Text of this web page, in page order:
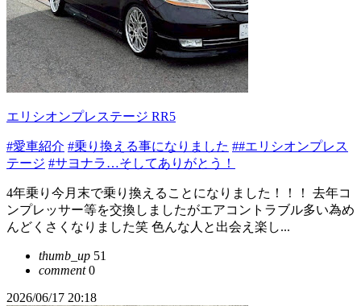
エリシオンプレステージ RR5
#愛車紹介 #乗り換える事になりました ##エリシオンプレス
テージ #サヨナラ…そしてありがとう！
4年乗り今月末で乗り換えることになりました！！！ 去年コ
ンプレッサー等を交換しましたがエアコントラブル多い為め
んどくさくなりました笑 色んな人と出会え楽し...
thumb_up 51
comment0
2026/06/17 20:18